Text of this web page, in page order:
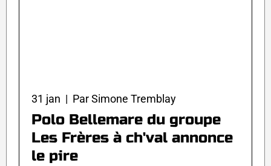
31 jan | Par Simone Tremblay
Polo Bellemare du groupe
Les Frères à ch'val annonce
le pire